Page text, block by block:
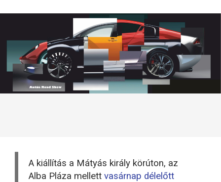
A kiállítás a Mátyás király körúton, az
Alba Pláza mellett vasárnap délelőtt